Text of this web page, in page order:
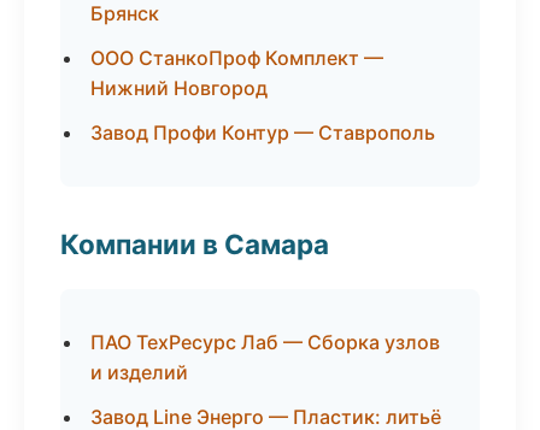
Брянск
ООО СтанкоПроф Комплект —
Нижний Новгород
Завод Профи Контур — Ставрополь
Компании в Самара
ПАО ТехРесурс Лаб — Сборка узлов
и изделий
Завод Line Энерго — Пластик: литьё